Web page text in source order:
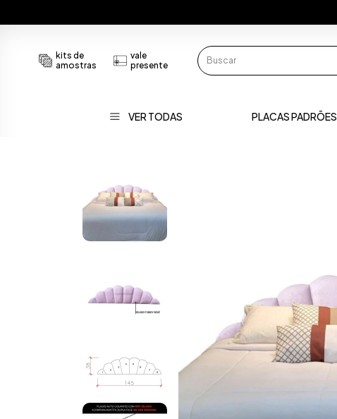
kits de
amostras
vale
presente
VER TODAS PLACAS PADRÕES